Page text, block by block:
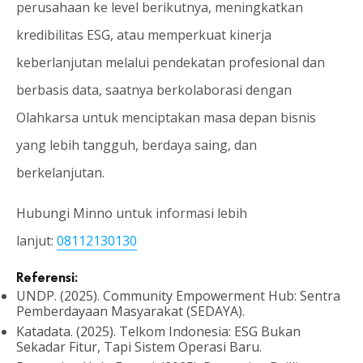
perusahaan ke level berikutnya, meningkatkan
kredibilitas ESG, atau memperkuat kinerja
keberlanjutan melalui pendekatan profesional dan
berbasis data, saatnya berkolaborasi dengan
Olahkarsa untuk menciptakan masa depan bisnis
yang lebih tangguh, berdaya saing, dan
berkelanjutan.
Hubungi Minno untuk informasi lebih
lanjut: 08112130130
Referensi:
UNDP. (2025). Community Empowerment Hub: Sentra
Pemberdayaan Masyarakat (SEDAYA).
Katadata. (2025). Telkom Indonesia: ESG Bukan
Sekadar Fitur, Tapi Sistem Operasi Baru.